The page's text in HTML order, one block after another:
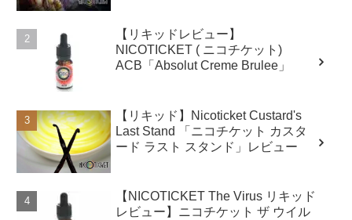
【リキッドレビュー】
NICOTICKET ( ニコチケット)
ACB「Absolut Creme Brulee」
【リキッド】Nicoticket Custard's
Last Stand 「ニコチケット カスタ
ード ラスト スタンド」レビュー
【NICOTICKET The Virus リキッド
レビュー】ニコチケット ザ ウイル